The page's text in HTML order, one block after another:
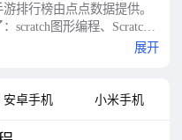
排行榜由点点数据提供。
scratch图形编程、Scratch
、手机编程、python教程、
展开
安卓手机 小米手机